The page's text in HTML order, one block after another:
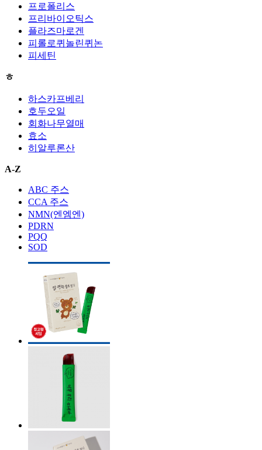
프로폴리스
프리바이오틱스
플라즈마로겐
피롤로퀴놀린퀴논
피세틴
ㅎ
하스카프베리
호두오일
회화나무열매
효소
히알루론산
A-Z
ABC 주스
CCA 주스
NMN(엔엠엔)
PDRN
PQQ
SOD